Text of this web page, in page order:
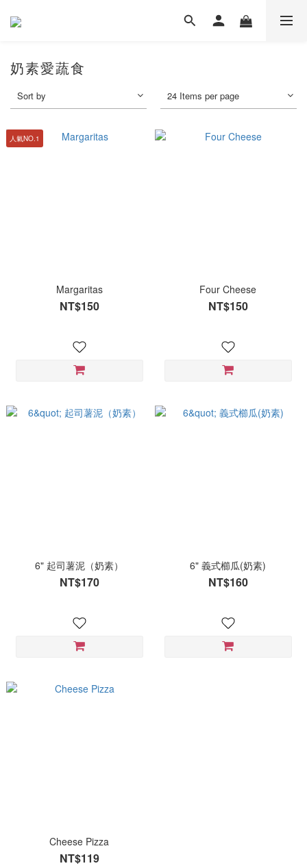
奶素愛蔬食
Sort by 24 Items per page
人氣NO.1
Margaritas
NT$150
Four Cheese
NT$150
6" 起司薯泥（奶素）
NT$170
6" 義式櫛瓜(奶素)
NT$160
Cheese Pizza
NT$119